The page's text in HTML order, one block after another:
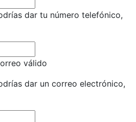
dar tu número telefónico,
válido
dar un correo electrónico,